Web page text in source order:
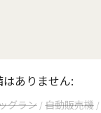
ありません:
グラン /自動販売機 /